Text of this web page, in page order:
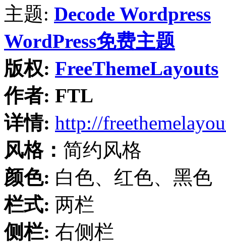
主题: Decode Wordpress
WordPress免费主题
版权: FreeThemeLayouts
作者: FTL
详情: http://
风格： 简约风格
颜色: 白色、红色、黑色
栏式: 两栏
侧栏: 右侧栏